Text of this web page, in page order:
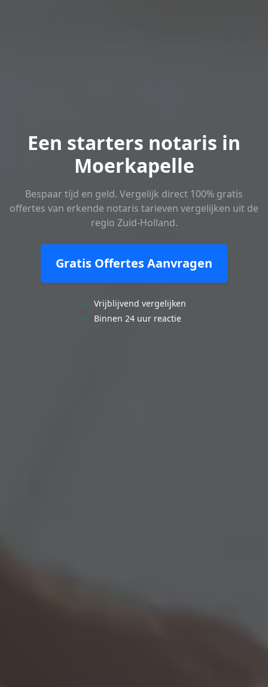
Een starters notaris in
Moerkapelle
Bespaar tijd en geld. Vergelijk direct 100% gratis
offertes van erkende notaris tarieven vergelijken uit de
regio Zuid-Holland.
Gratis Offertes Aanvragen
✓ Vrijblijvend vergelijken
✓ Binnen 24 uur reactie